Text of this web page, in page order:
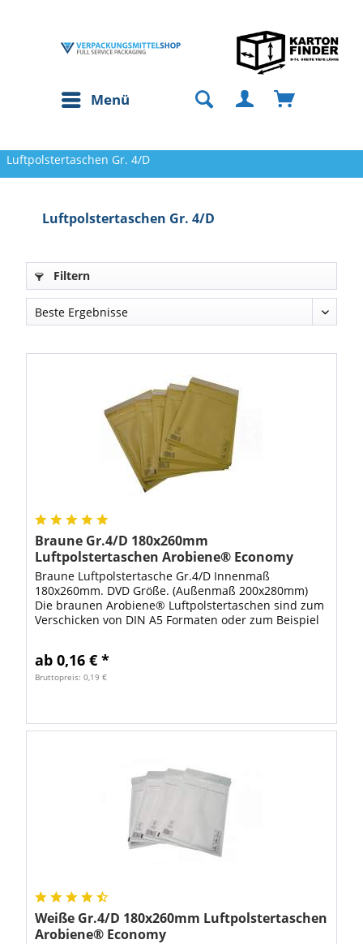
Menü
Luftpolstertaschen Gr. 4/D
Luftpolstertaschen Gr. 4/D
Filtern
Braune Gr.4/D 180x260mm
Luftpolstertaschen Arobiene® Economy
Braune Luftpolstertasche Gr.4/D Innenmaß
180x260mm. DVD Größe. (Außenmaß 200x280mm)
Die braunen Arobiene® Luftpolstertaschen sind zum
Verschicken von DIN A5 Formaten oder zum Beispiel
ab 0,16 € *
Bruttopreis: 0,19 €
Weiße Gr.4/D 180x260mm Luftpolstertaschen
Arobiene® Economy